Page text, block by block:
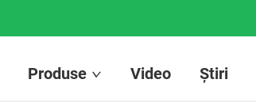
Produse Video Știri